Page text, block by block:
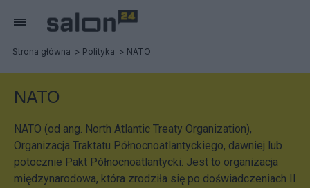
Strona główna Polityka NATO
NATO
NATO (od ang. North Atlantic Treaty Organization),
Organizacja Traktatu Północnoatlantyckiego, dawniej lub
potocznie Pakt Północnoatlantycki. Jest to organizacja
międzynarodowa, która zrodziła się po doświadczeniach II